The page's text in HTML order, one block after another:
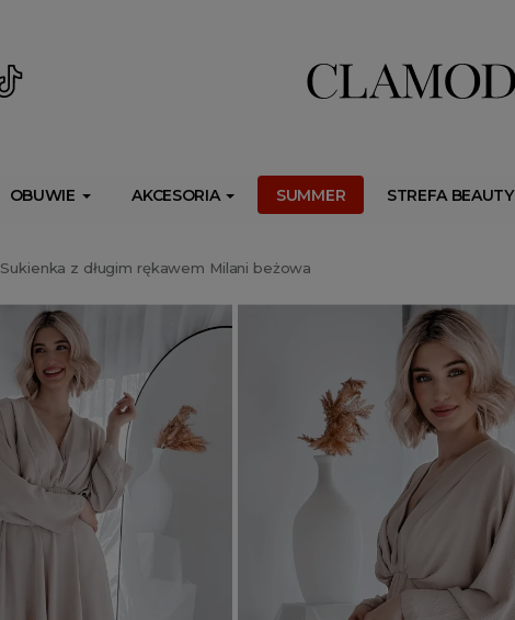
OBUWIE AKCESORIA SUMMER STREFA BEAUTY
Sukienka z długim rękawem Milani beżowa